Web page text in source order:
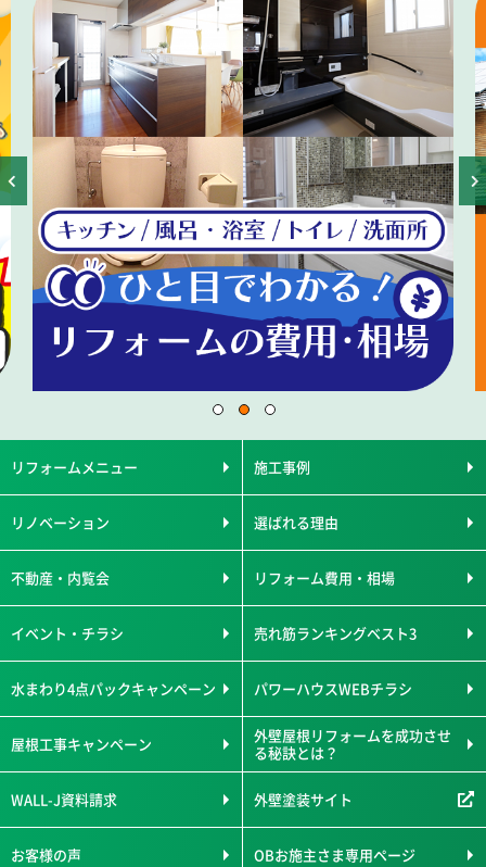
リフォームメニュー 施工事例
リノベーション 選ばれる理由
不動産・内覧会 リフォーム費用・相場
イベント・チラシ 売れ筋ランキングベスト3
水まわり4点パックキャンペーン パワーハウスWEBチラシ
屋根工事キャンペーン
外壁屋根リフォームを成功させ
る秘訣とは？
WALL-J資料請求 外壁塗装サイト
お客様の声 OBお施主さま専用ページ